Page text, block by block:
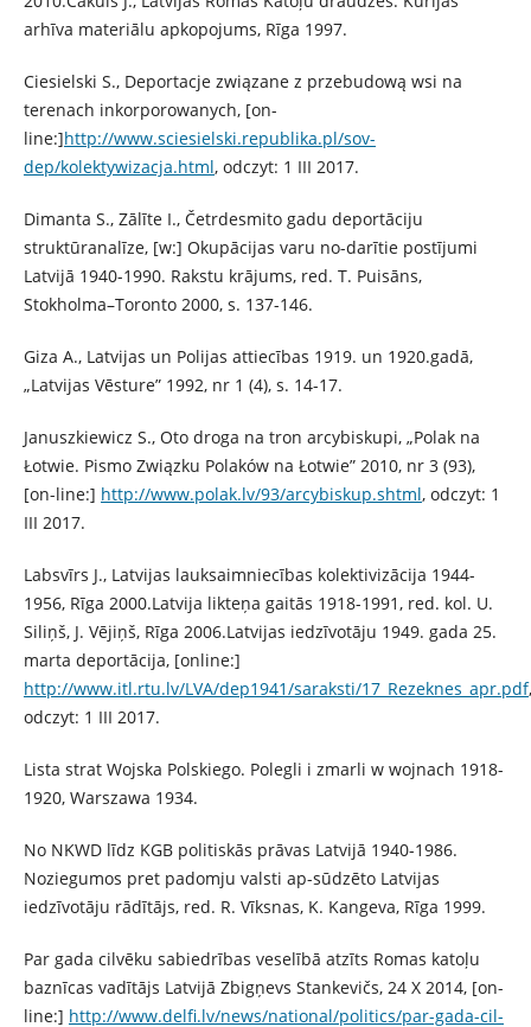
arhīva materiālu apkopojums, Rīga 1997.
Ciesielski S., Deportacje związane z przebudową wsi na
terenach inkorporowanych, [on-
line:]http://www.sciesielski.republika.pl/sov-
dep/kolektywizacja.html, odczyt: 1 III 2017.
Dimanta S., Zālīte I., Četrdesmito gadu deportāciju
struktūranalīze, [w:] Okupācijas varu no-darītie postījumi
Latvijā 1940-1990. Rakstu krājums, red. T. Puisāns,
Stokholma–Toronto 2000, s. 137-146.
Giza A., Latvijas un Polijas attiecības 1919. un 1920.gadā,
„Latvijas Vēsture” 1992, nr 1 (4), s. 14-17.
Januszkiewicz S., Oto droga na tron arcybiskupi, „Polak na
Łotwie. Pismo Związku Polaków na Łotwie” 2010, nr 3 (93),
[on-line:] http://www.polak.lv/93/arcybiskup.shtml, odczyt: 1
III 2017.
Labsvīrs J., Latvijas lauksaimniecības kolektivizācija 1944-
1956, Rīga 2000.Latvija likteņa gaitās 1918-1991, red. kol. U.
Siliņš, J. Vējiņš, Rīga 2006.Latvijas iedzīvotāju 1949. gada 25.
marta deportācija, [online:]
http://www.itl.rtu.lv/LVA/dep1941/saraksti/17_Rezeknes_apr.pdf,
odczyt: 1 III 2017.
Lista strat Wojska Polskiego. Polegli i zmarli w wojnach 1918-
1920, Warszawa 1934.
No NKWD līdz KGB politiskās prāvas Latvijā 1940-1986.
Noziegumos pret padomju valsti ap-sūdzēto Latvijas
iedzīvotāju rādītājs, red. R. Vīksnas, K. Kangeva, Rīga 1999.
Par gada cilvēku sabiedrības veselībā atzīts Romas katoļu
baznīcas vadītājs Latvijā Zbigņevs Stankevičs, 24 X 2014, [on-
line:] http://www.delfi.lv/news/national/politics/par-gada-cil-